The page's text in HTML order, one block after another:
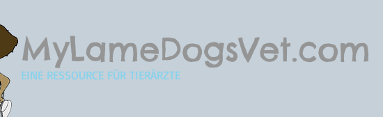
MyLameDogsVet.com
EINE RESSOURCE FÜR TIERÄRZTE